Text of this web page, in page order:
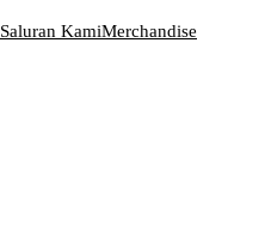
Saluran KamiMerchandise